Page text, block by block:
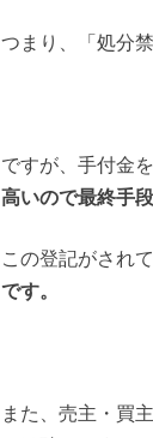
つまり、 「処分
ですが、手付金
高いので最終手
この登記がされ
です。
また、売主・買